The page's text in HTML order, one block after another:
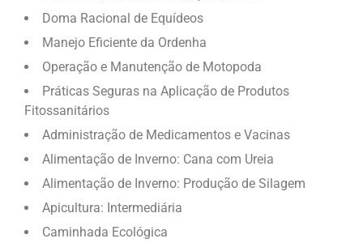
Doma Racional de Equídeos
Manejo Eficiente da Ordenha
Operação e Manutenção de Motopoda
Práticas Seguras na Aplicação de Produtos
Fitossanitários
Administração de Medicamentos e Vacinas
Alimentação de Inverno: Cana com Ureia
Alimentação de Inverno: Produção de Silagem
Apicultura: Intermediária
Caminhada Ecológica